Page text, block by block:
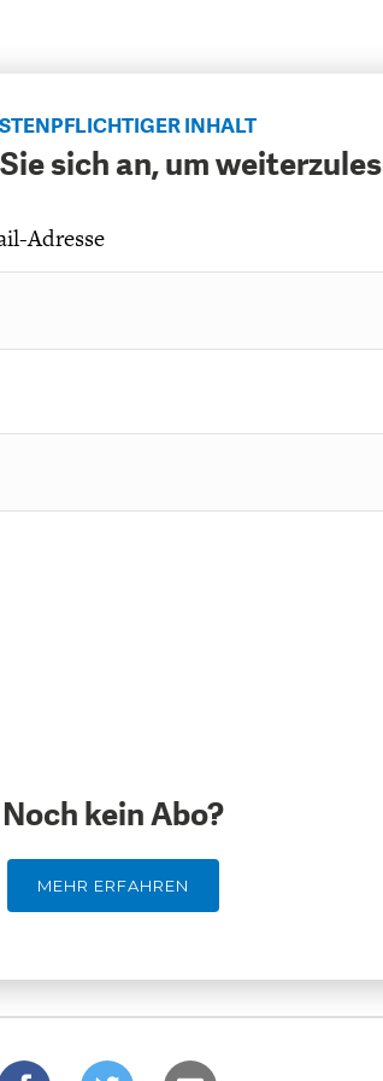
INHALT
sich an, um
Adresse
Noch kein Abo?
MEHR ERFAHREN